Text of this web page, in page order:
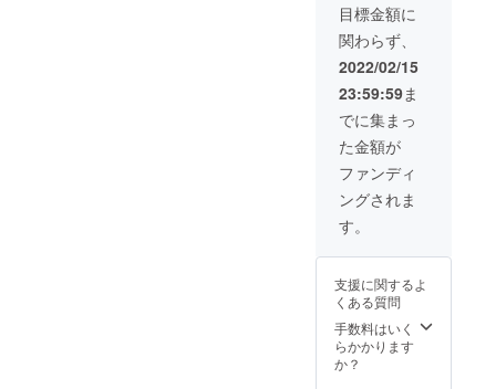
ご自分
で収穫
した越
後姫を
帰りい
ただけ
るお土
産付き
収穫体
験。 ・
新鮮な
場で試
食 ・ご
希望の
方には
その場
で量り
地：新
潟県新
発田市
品種
名：越
後姫 内
容量：
12粒～
15粒×２
トレー
お届
け：2月
(4月中
旬以降
は苺が
柔らか
く傷み
やすく
しま
す。 生
産地：
新潟県
新発田
市 品種
名：越
後姫 内
容量：
Ｌ～２
Ｌ規
格 約
ク お渡
期：２
月中旬
～５月
お渡し
場所：
目標金額に
関わらず、
2022/02/15
23:59:59ま
でに集まっ
た金額が
ファンディ
ングされま
す。
支援に関するよ
くある質問
手数料はいく
らかかります
か？